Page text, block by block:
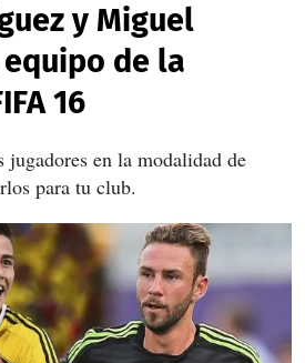
y Miguel
de la
16
jugadores en la modalidad de
para tu club.